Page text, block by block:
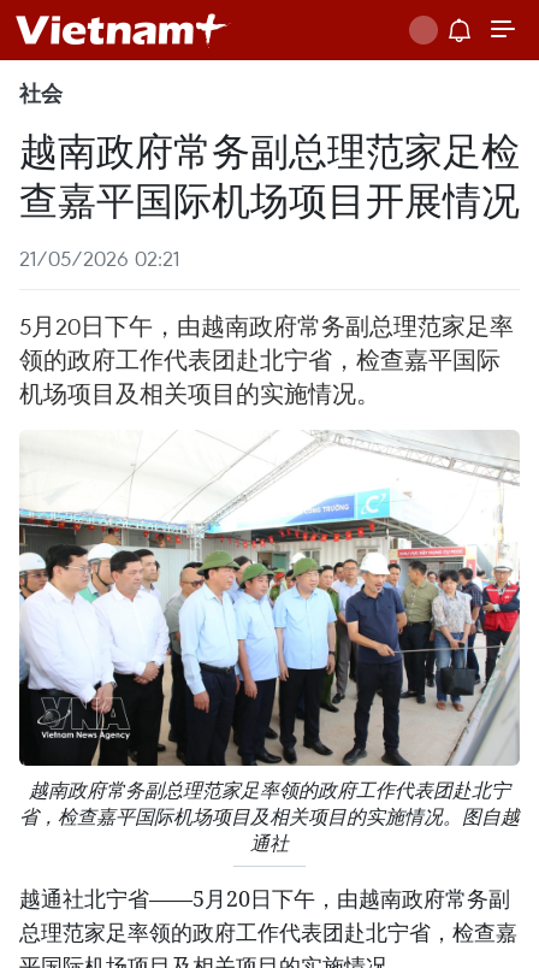
社会
越南政府常务副总理范家足检
查嘉平国际机场项目开展情况
21/05/2026 02:21
5月20日下午，由越南政府常务副总理范家足率
领的政府工作代表团赴北宁省，检查嘉平国际
机场项目及相关项目的实施情况。
越南政府常务副总理范家足率领的政府工作代表团赴北宁
省，检查嘉平国际机场项目及相关项目的实施情况。图自越
通社
越通社北宁省——5月20日下午，由越南政府常务副
总理范家足率领的政府工作代表团赴北宁省，检查嘉